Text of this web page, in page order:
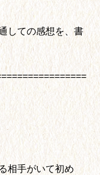
しての感想を、書
相手がいて初め